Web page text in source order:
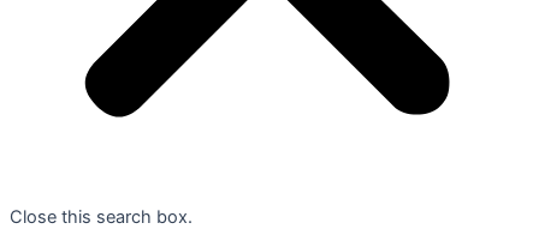
Close this search box.